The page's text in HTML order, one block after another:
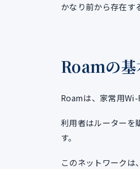
かなり前から存在す
Roamの
Roamは、家常用Wi-
利用者はルーターを
す。
このネットワーク